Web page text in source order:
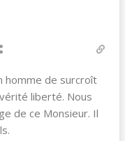
homme de surcroît
liberté. Nous
de ce Monsieur. Il